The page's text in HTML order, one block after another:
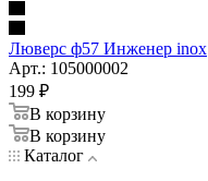
Люверс ф57 Инженер inox
Арт.: 105000002
199 ₽
В корзину
В корзину
Каталог